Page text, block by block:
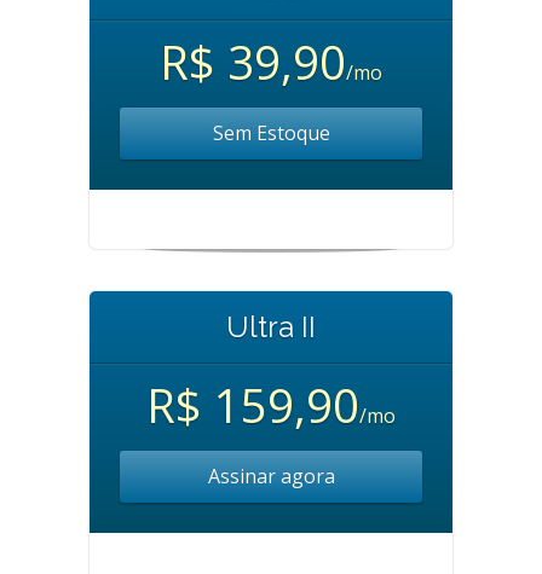
R$ 39,90/mo
Sem Estoque
Ultra II
R$ 159,90/mo
Assinar agora